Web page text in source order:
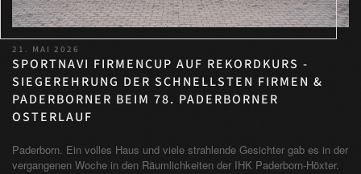
21. MAI 2026
SPORTNAVI FIRMENCUP AUF REKORDKURS -
SIEGEREHRUNG DER SCHNELLSTEN FIRMEN &
PADERBORNER BEIM 78. PADERBORNER
OSTERLAUF
Paderborn. Ein volles Haus und viele strahlende Gesichter gab es in der
vergangenen Woche in den Räumlichkeiten der IHK Paderborn-Höxter.